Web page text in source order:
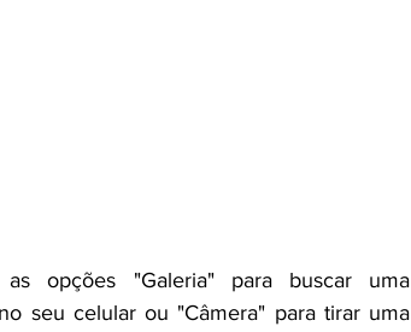
as opções "Galeria" para buscar uma
seu celular ou "Câmera" para tirar uma